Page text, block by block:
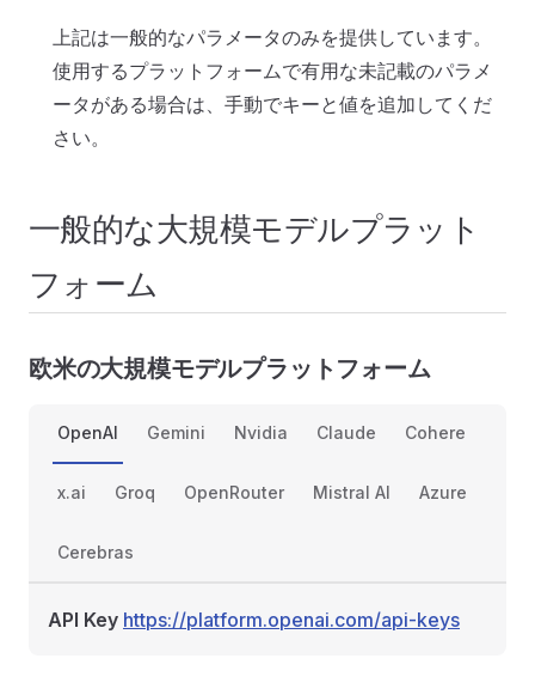
上記は一般的なパラメータのみを提供しています。
使用するプラットフォームで有用な未記載のパラメ
ータがある場合は、手動でキーと値を追加してくだ
さい。
一般的な大規模モデルプラット
フォーム
欧米の大規模モデルプラットフォーム
OpenAI Gemini Nvidia Claude Cohere
x.ai Groq OpenRouter Mistral AI Azure
Cerebras
API Key https://platform.openai.com/api-keys